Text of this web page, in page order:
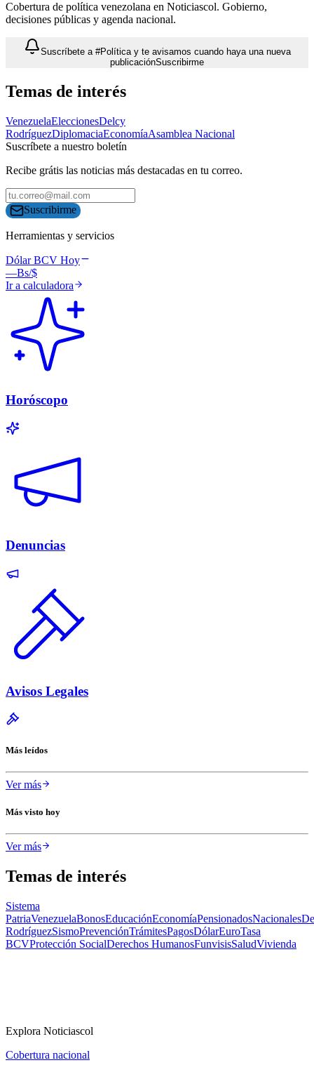
Cobertura de política venezolana en Noticiascol. Gobierno,
decisiones públicas y agenda nacional.
Suscríbete a #Política y te avisamos cuando haya una nueva
publicaciónSuscribirme
Temas de interés
VenezuelaEleccionesDelcy
RodríguezDiplomaciaEconomíaAsamblea Nacional
Suscríbete a nuestro boletín
Recibe grátis las noticias más destacadas en tu correo.
Suscribirme
Herramientas y servicios
Dólar BCV Hoy
—Bs/$
Ir a calculadora
Horóscopo
Denuncias
Avisos Legales
Más leídos
Ver más
Más visto hoy
Ver más
Temas de interés
Sistema
PatriaVenezuelaBonosEducaciónEconomíaPensionadosNacionales
RodríguezSismoPrevenciónTrámitesPagosDólarEuroTasa
BCVProtección SocialDerechos HumanosFunvisisSaludVivienda
Explora Noticiascol
Cobertura nacional